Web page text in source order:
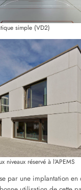
simple (VD2)
niveaux réservé à l’APEMS
par une implantation en